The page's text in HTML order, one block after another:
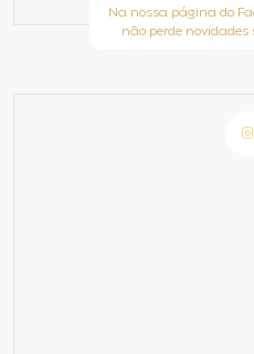
Na nossa página do
não perde novidades